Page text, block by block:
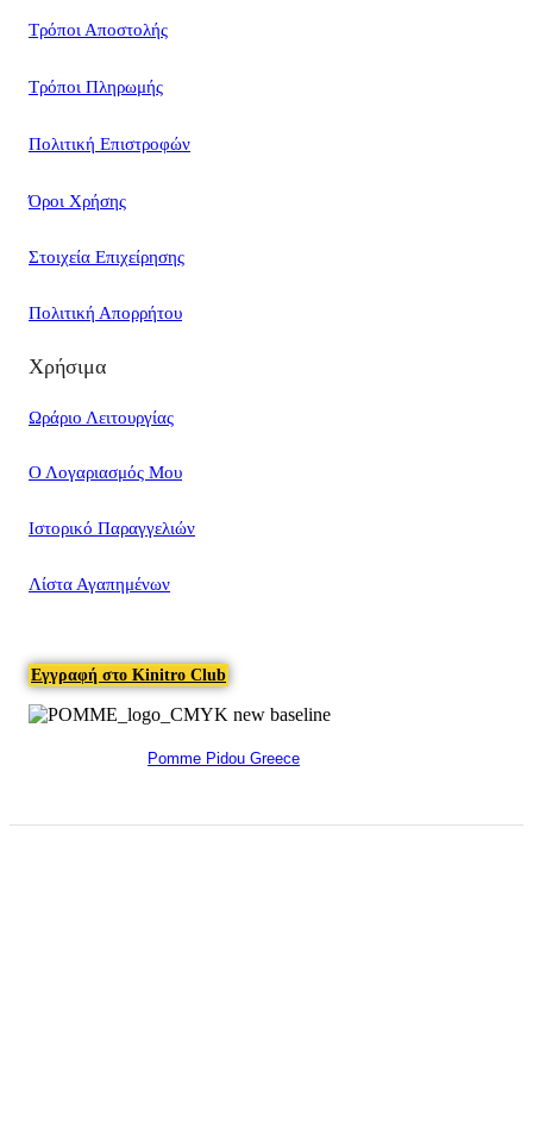
Τρόποι Αποστολής
Τρόποι Πληρωμής
Πολιτική Επιστροφών
Όροι Χρήσης
Στοιχεία Επιχείρησης
Πολιτική Απορρήτου
Χρήσιμα
Ωράριο Λειτουργίας
Ο Λογαριασμός Μου
Ιστορικό Παραγγελιών
Λίστα Αγαπημένων
Εγγραφή στο Kinitro Club
Pomme Pidou Greece